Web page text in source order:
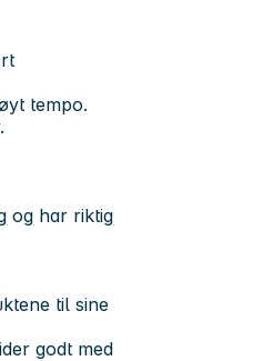
tempo.
og har riktig
til sine
godt med